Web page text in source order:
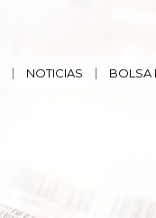
NOTICIAS BOLSA